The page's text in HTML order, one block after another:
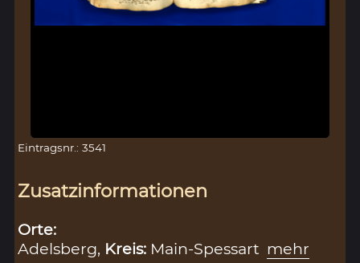
Eintragsnr.: 3541
Zusatzinformationen
Orte:
Adelsberg, Kreis: Main-Spessart mehr